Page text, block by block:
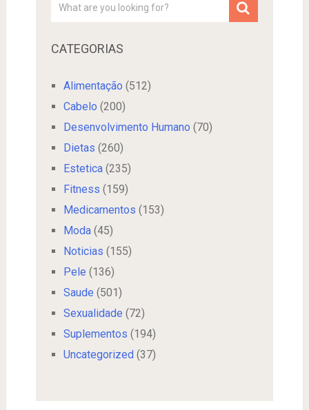
CATEGORIAS
Alimentação (512)
Cabelo (200)
Desenvolvimento Humano (70)
Dietas (260)
Estetica(235)
Fitness (159)
Medicamentos (153)
Moda(45)
Noticias (155)
Pele (136)
Saude (501)
Sexualidade (72)
Suplementos (194)
Uncategorized (37)